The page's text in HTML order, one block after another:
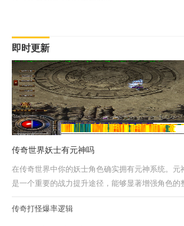
即时更新
传奇世界妖士有元神吗
在传奇世界中你的妖士角色确实拥有元神系统。元
是一个重要的战力提升途径，能够显著增强角色的
现。通过合理选择和搭配元神，你的妖士可以...
传奇打怪爆率逻辑